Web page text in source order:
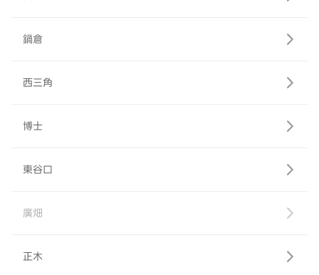
鍋倉
西三角
博士
東谷口
廣畑
正木